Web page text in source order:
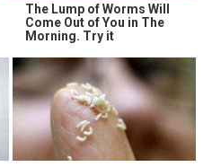
The Lump of Worms Will
Come Out of You in The
Morning. Try it